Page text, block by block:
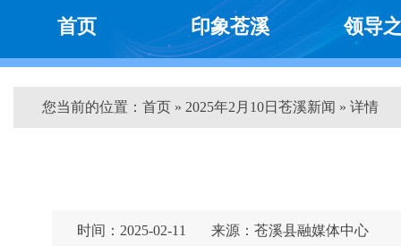
首页 印象苍溪 领导
您当前的位置： 首页 » 2025年2月10日苍溪新闻 » 详情
时间：2025-02-11 来源：苍溪县融媒体中心